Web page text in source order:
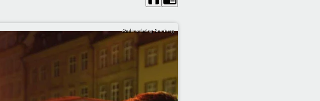
Stadtmarketing Bamberg